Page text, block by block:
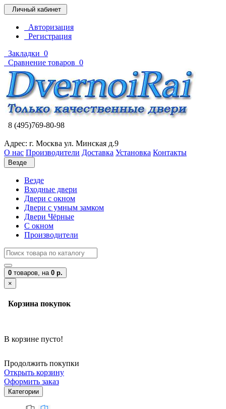
Личный кабинет
Авторизация
Регистрация
Закладки 0
Сравнение товаров 0
8 (495)769-80-98
Адрес: г. Москва ул. Минская д.9
О нас Производители Доставка Установка Контакты
Везде
Везде
Входные двери
Двери с окном
Двери с умным замком
Двери Чёрные
C окном
Производители
0 товаров, на 0 р.
×
Корзина покупок
В корзине пусто!
Продолжить покупки
Открыть корзину
Оформить заказ
Категории